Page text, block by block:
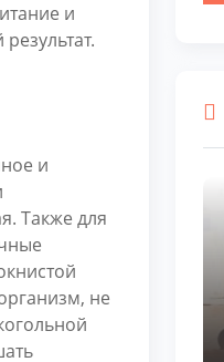
и
и
Также для
не